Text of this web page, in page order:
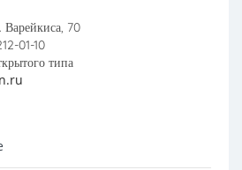
70
01-10
типа